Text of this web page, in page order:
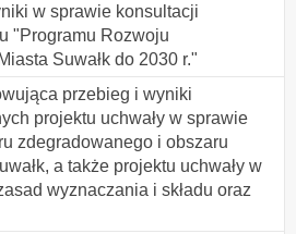
w sprawie konsultacji
"Programu Rozwoju
Suwałk do 2030 r."
przebieg i wyniki
projektu uchwały w sprawie
zdegradowanego i obszaru
a także projektu uchwały w
wyznaczania i składu oraz